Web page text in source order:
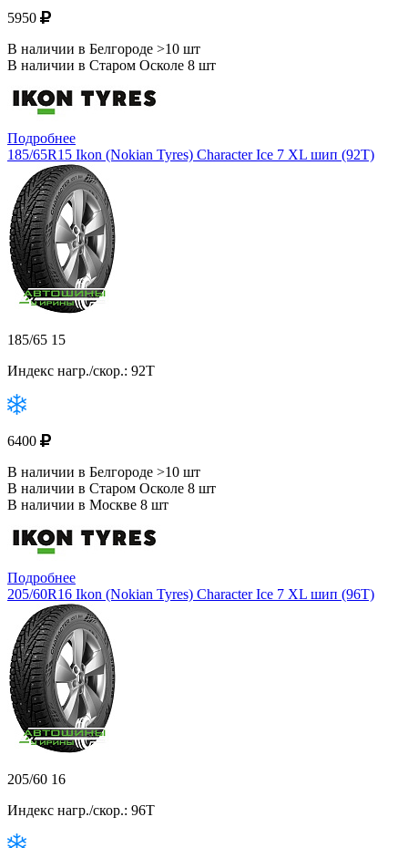
5950
В наличии в Белгороде >10 шт
В наличии в Старом Осколе 8 шт
Подробнее
185/65R15 Ikon (Nokian Tyres) Character Ice 7 XL шип (92T)
185/65 15
Индекс нагр./скор.: 92T
6400
В наличии в Белгороде >10 шт
В наличии в Старом Осколе 8 шт
В наличии в Москве 8 шт
Подробнее
205/60R16 Ikon (Nokian Tyres) Character Ice 7 XL шип (96T)
205/60 16
Индекс нагр./скор.: 96T